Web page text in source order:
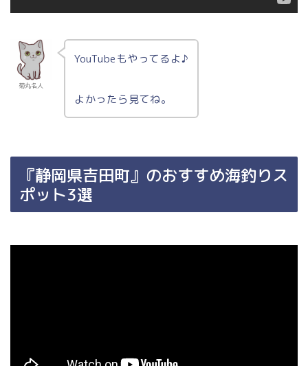
菊丸名人
YouTubeもやってるよ♪
よかったら見てね。
『静岡県吉田町』のおすすめ海釣りス
ポット3選